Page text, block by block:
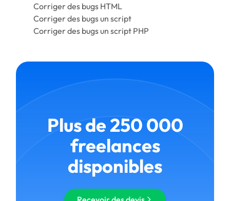
Corriger des bugs HTML
Corriger des bugs un script
Corriger des bugs un script PHP
Plus de 250 000
freelances
disponibles